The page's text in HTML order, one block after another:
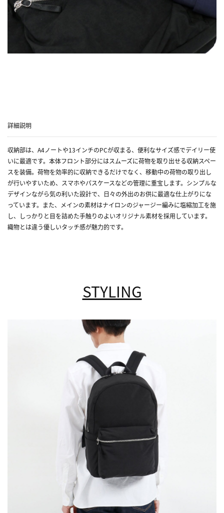
詳細説明
収納部は、A4ノートや13インチのPCが収まる、便利なサイズ感でデイリー使
いに最適です。本体フロント部分にはスムーズに荷物を取り出せる収納スペー
スを装備。荷物を効率的に収納できるだけでなく、移動中の荷物の取り出し
が行いやすいため、スマホやパスケースなどの管理に重宝します。シンプルな
デザインながら気の利いた設計で、日々の外出のお供に最適な仕上がりにな
っています。また、メインの素材はナイロンのジャージー編みに塩縮加工を施
し、しっかりと目を詰めた手触りのよいオリジナル素材を採用しています。
織物とは違う優しいタッチ感が魅力的です。
STYLING